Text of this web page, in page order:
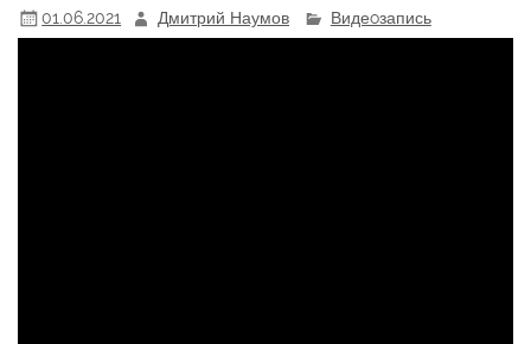
01.06.2021 Дмитрий Наумов Видеoзапись